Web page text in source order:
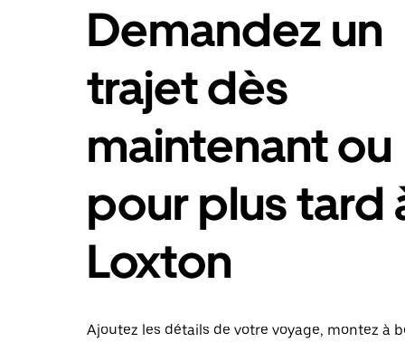
Demandez un
trajet dès
maintenant ou
pour plus tard
Loxton
Ajoutez les détails de votre voyage, montez à